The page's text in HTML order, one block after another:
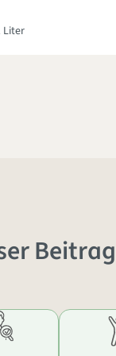
Liter